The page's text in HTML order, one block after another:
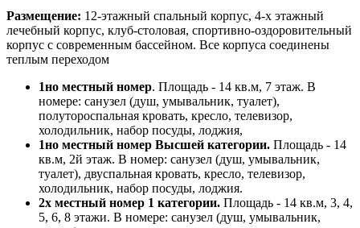
Размещение: 12-этажный спальный корпус, 4-х этажный
лечебный корпус, клуб-столовая, спортивно-оздоровительный
корпус с современным бассейном. Все корпуса соединены
теплым переходом
1но местный номер. Площадь - 14 кв.м, 7 этаж. В
номере: санузел (душ, умывальник, туалет),
полутороспальная кровать, кресло, телевизор,
холодильник, набор посуды, лоджия,
1но местный номер Высшей категории. Площадь - 14
кв.м, 2й этаж. В номер: санузел (душ, умывальник,
туалет), двуспальная кровать, кресло, телевизор,
холодильник, набор посуды, лоджия.
2х местный номер 1 категории. Площадь - 14 кв.м, 3, 4,
5, 6, 8 этажи. В номере: санузел (душ, умывальник,